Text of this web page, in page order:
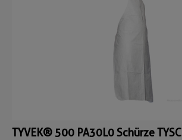
TYVEK® 500 PA30L0 Schürze TYSC